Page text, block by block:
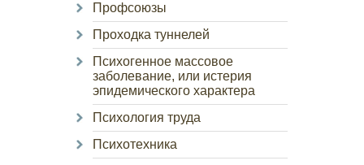
Профсоюзы
Проходка туннелей
Психогенное массовое
заболевание, или истерия
эпидемического характера
Психология труда
Психотехника